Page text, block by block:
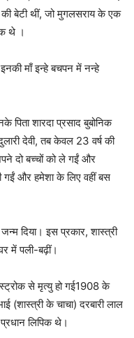
की बेटी थीं, जो मुगलसराय के एक
थे ।
माँ इन्हे बचपन में नन्हे
शारदा प्रसाद बुबोनिक
देवी, तब केवल 23 वर्ष की
दो बच्चों को ले गईं और
और हमेशा के लिए वहीं बस
दिया। इस प्रकार, शास्त्री
में पली-बढ़ीं।
से मृत्यु हो गई1908 के
(शास्त्री के चाचा) दरबारी लाल
लिपिक थे।